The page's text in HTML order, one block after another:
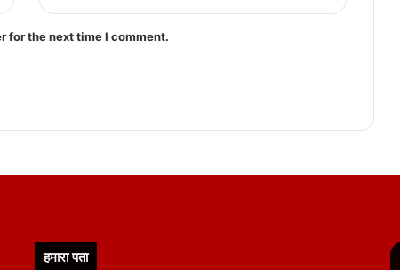
for the next time I comment.
हमारा पता